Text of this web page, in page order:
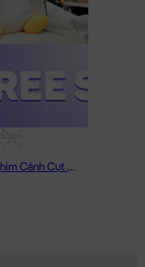
Gấu Bông Chim Cánh Cụt Baby lông tơ siêu mềm